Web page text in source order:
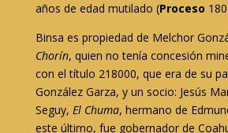
años de edad mutilado (Proceso
Binsa es propiedad de Melchor
Chorín, quien no tenía concesión
con el título 218000, que era de su
González Garza, y un socio: Jesús
Seguy, El Chuma, hermano de
este último, fue gobernador de